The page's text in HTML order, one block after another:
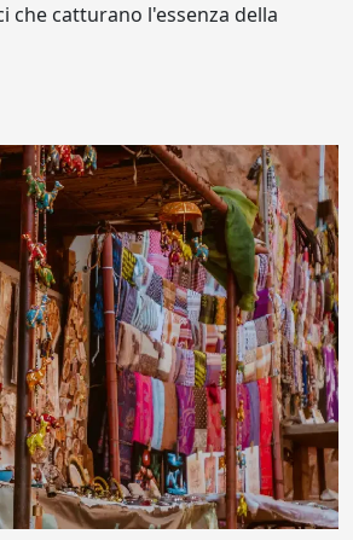
che catturano l'essenza della